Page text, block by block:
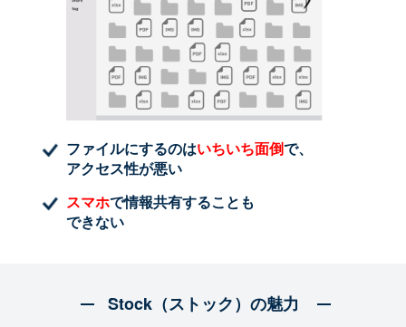
ファイルにするのはいちいち面倒で、
アクセス性が悪い
スマホで情報共有することも
できない
Stock（ストック）の魅力